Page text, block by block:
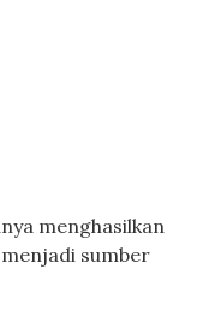
menghasilkan
sumber